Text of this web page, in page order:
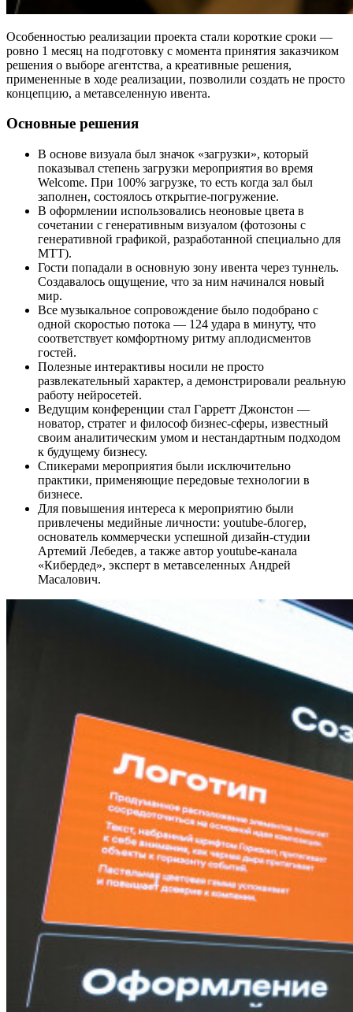
Особенностью реализации проекта стали короткие сроки —
ровно 1 месяц на подготовку с момента принятия заказчиком
решения о выборе агентства, а креативные решения,
примененные в ходе реализации, позволили создать не просто
концепцию, а метавселенную ивента.
Основные решения
В основе визуала был значок «загрузки», который
показывал степень загрузки мероприятия во время
Welcome. При 100% загрузке, то есть когда зал был
заполнен, состоялось открытие-погружение.
В оформлении использовались неоновые цвета в
сочетании с генеративным визуалом (фотозоны с
генеративной графикой, разработанной специально для
МТТ).
Гости попадали в основную зону ивента через туннель.
Создавалось ощущение, что за ним начинался новый
мир.
Все музыкальное сопровождение было подобрано с
одной скоростью потока — 124 удара в минуту, что
соответствует комфортному ритму аплодисментов
гостей.
Полезные интерактивы носили не просто
развлекательный характер, а демонстрировали реальную
работу нейросетей.
Ведущим конференции стал Гарретт Джонстон —
новатор, стратег и философ бизнес-сферы, известный
своим аналитическим умом и нестандартным подходом
к будущему бизнесу.
Спикерами мероприятия были исключительно
практики, применяющие передовые технологии в
бизнесе.
Для повышения интереса к мероприятию были
привлечены медийные личности: youtube-блогер,
основатель коммерчески успешной дизайн-студии
Артемий Лебедев, а также автор youtube-канала
«Кибердед», эксперт в метавселенных Андрей
Масалович.